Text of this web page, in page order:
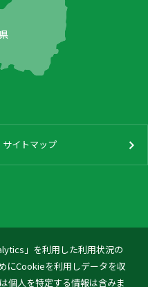
」を利用した利用状況の
にCookieを利用しデータを収
個人を特定する情報は含みま
サイトマップ